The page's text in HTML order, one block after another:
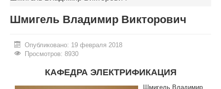
#БЕРЕГИЗДОРОВЬЕ
АБИТУРИЕНТУ
Шмигель Владимир Викторович
Опубликовано: 19 февраля 2018
Просмотров: 8930
КАФЕДРА ЭЛЕКТРИФИКАЦИЯ
Шмигель Владимир